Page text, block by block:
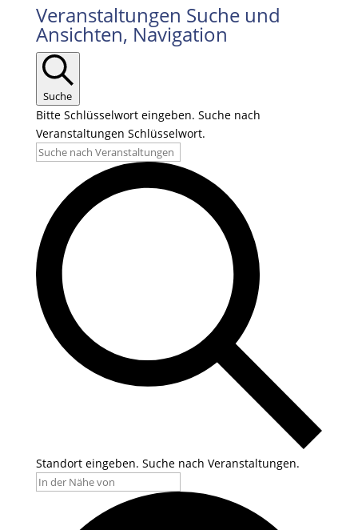
Veranstaltungen
Veranstaltungen Suche und
Ansichten, Navigation
Suche
Bitte Schlüsselwort eingeben. Suche nach
Veranstaltungen Schlüsselwort.
Standort eingeben. Suche nach Veranstaltungen.